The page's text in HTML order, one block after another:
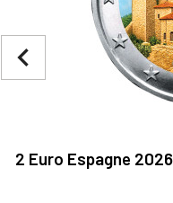
2 Euro Espagne
navigate_before